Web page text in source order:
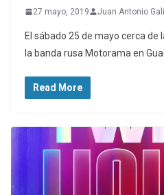
27 mayo, 2019 Juan Antonio
El sábado 25 de mayo cerca
la banda rusa Motorama en
Read More